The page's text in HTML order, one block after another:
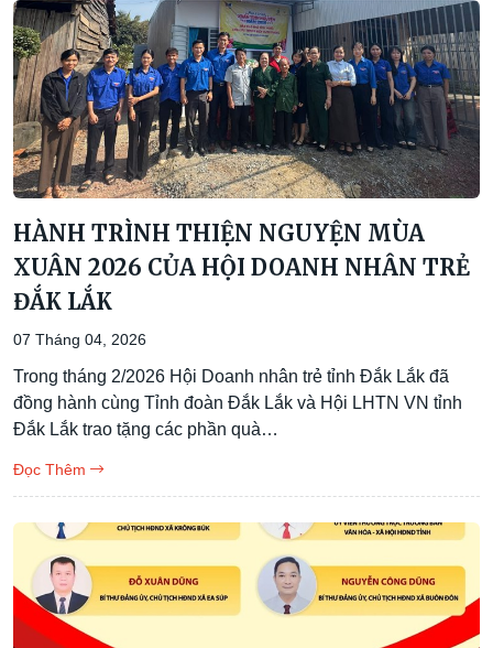
HÀNH TRÌNH THIỆN NGUYỆN MÙA
XUÂN 2026 CỦA HỘI DOANH NHÂN TRẺ
ĐẮK LẮK
07 Tháng 04, 2026
Trong tháng 2/2026 Hội Doanh nhân trẻ tỉnh Đắk Lắk đã
đồng hành cùng Tỉnh đoàn Đắk Lắk và Hội LHTN VN tỉnh
Đắk Lắk trao tặng các phần quà…
Đọc Thêm